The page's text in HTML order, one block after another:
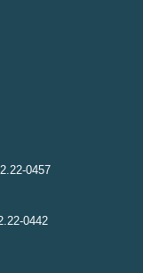
0457
0442